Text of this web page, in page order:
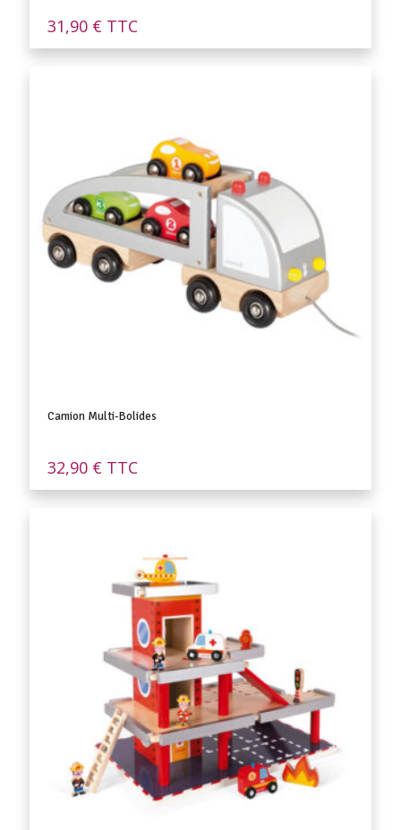
31,90 € TTC
Camion Multi-Bolides
32,90 € TTC